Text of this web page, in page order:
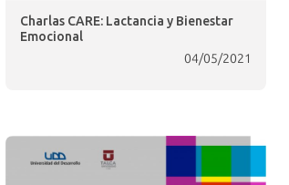
Charlas CARE: Lactancia y Bienestar
Emocional
04/05/2021